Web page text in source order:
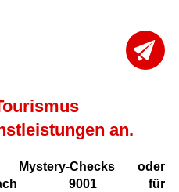
an.
Mystery-Checks oder
nach 9001 für